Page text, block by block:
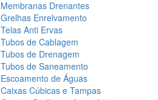
Membranas Drenantes
Grelhas Enrelvamento
Telas Anti Ervas
Tubos de Cablagem
Tubos de Drenagem
Tubos de Saneamento
Escoamento de Águas
Caixas Cúbicas e Tampas